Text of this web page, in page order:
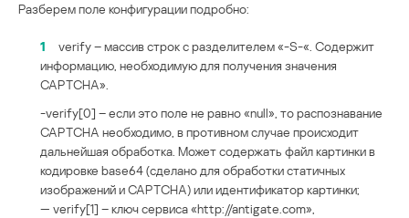
Разберем поле конфигурации подробно:
1
verify – массив строк с разделителем «-S-«. Содержит
информацию, необходимую для получения значения
CAPTCHA».
-verify[0] – если это поле не равно «null», то распознавание
CAPTCHA необходимо, в противном случае происходит
дальнейшая обработка. Может содержать файл картинки в
кодировке base64 (сделано для обработки статичных
изображений и CAPTCHA) или идентификатор картинки;
— verify[1] – ключ сервиса «http://antigate.com»,